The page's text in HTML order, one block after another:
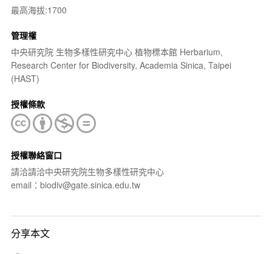
最高海拔:1700
管理權
中央研究院 生物多樣性研究中心 植物標本館 Herbarium,
Research Center for Biodiversity, Academia Sinica, Taipei
(HAST)
授權條款
授權聯絡窗口
請洽請洽中央研究院生物多樣性研究中心
email：biodiv@gate.sinica.edu.tw
分享本文